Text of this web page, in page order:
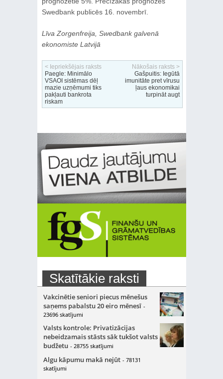
Swedbank publicēs 16. novembrī.
Līva Zorgenfreija, Swedbank galvenā
ekonomiste Latvijā
< Iepriekšējais raksts
Paegle: Minimālo
VSAOI sistēmas dēļ
mazie uzņēmumi tiks
pakļauti bankrota
riskam
Nākošais raksts >
Gašpuitis: Iegūtā
imunitāte pret vīrusu
ļaus ekonomikai
turpināt augt
Skatītākie raksti
Vakcinētie seniori piecus mēnešus
saņems pabalstu 20 eiro mēnesī -
23696 skatījumi
Valsts kontrole: Privatizācijas
nebeidzamais stāsts sāk tukšot valsts
budžetu - 28755 skatījumi
Algu kāpumu makā nejūt - 78131
skatījumi